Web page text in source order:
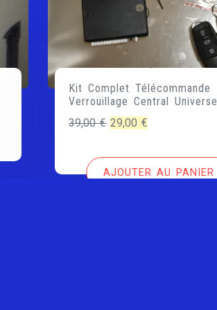
Kit Complet Télécommande
Verrouillage Central Universel
39,00€ Le
initial
était :
29,00€
actuel
est :
AJOUTER AU PANIER